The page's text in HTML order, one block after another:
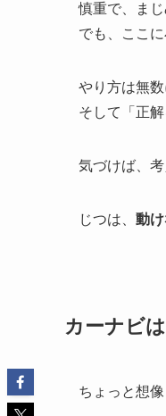
慎重で、まじ
でも、ここ
やり方は無
そして「正
気づけば、
じつは、 動
カーナビ
ちょっと想像